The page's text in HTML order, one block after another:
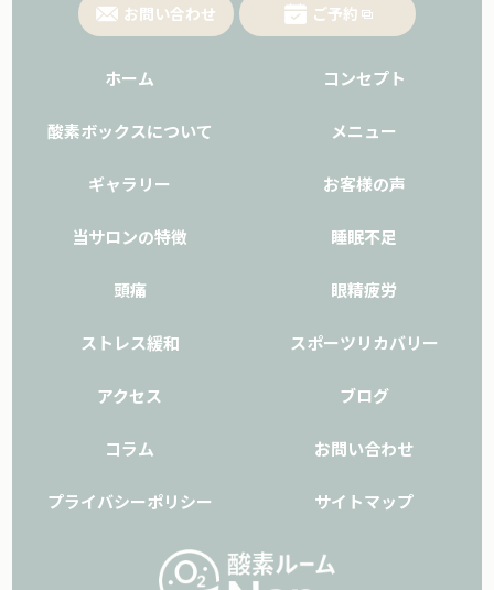
お問い合わせ ご予約
ホーム コンセプト
酸素ボックスについて メニュー
ギャラリー お客様の声
当サロンの特徴 睡眠不足
頭痛 眼精疲労
ストレス緩和 スポーツリカバリー
アクセス ブログ
コラム お問い合わせ
プライバシーポリシー サイトマップ